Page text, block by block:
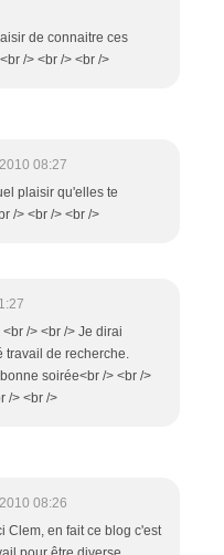
de connaitre ces
/> <br /> <br />
08:27
plaisir qu'elles te
/> <br /> <br />
/> <br /> Je dirai
de recherche.
soirée<br /> <br />
/> <br />
08:26
Clem, en fait ce blog c'est